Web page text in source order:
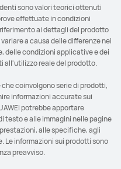
sono valori teorici ottenuti
effettuate in condizioni
ai dettagli del prodotto
a causa delle differenze nei
delle condizioni applicative e dei
all'utilizzo reale del prodotto.
coinvolgono serie di prodotti,
informazioni accurate sui
potrebbe apportare
testo e alle immagini nelle pagine
alle specifiche, agli
Le informazioni sui prodotti sono
preavviso.